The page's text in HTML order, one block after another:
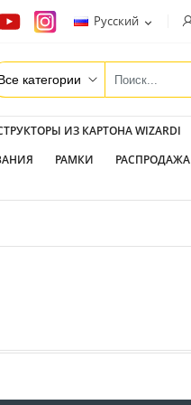
Русский 
ИЗ КАРТОНА WIZARDI
РАМКИ РАСПРОДАЖА